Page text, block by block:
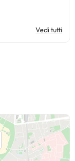
Vedi tutti